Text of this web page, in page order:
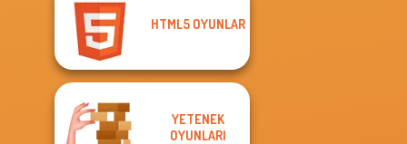
HTML5 OYUNLAR
YETENEK
OYUNLARI